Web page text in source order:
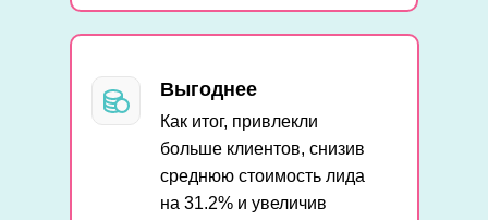
Выгоднее
Как итог, привлекли
больше клиентов, снизив
среднюю стоимость лида
на 31.2% и увеличив